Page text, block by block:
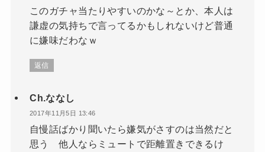
このガチャ当たりやすいのかな～とか、本人は
謙虚の気持ちで言ってるかもしれないけど普通
に嫌味だわなｗ
返信
Ch.ななし
2017年11月5日 13:46
自慢話ばかり聞いたら嫌気がさすのは当然だと
思う 他人ならミュートで距離置きできるけ